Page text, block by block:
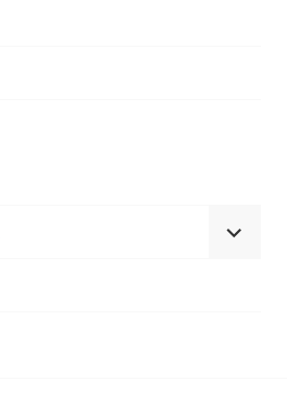
サ